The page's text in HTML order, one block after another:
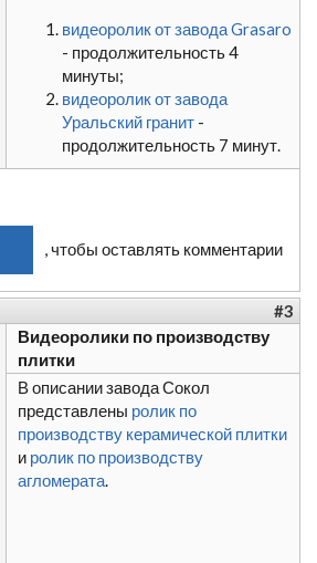
видеоролик от завода Grasaro
- продолжительность 4
минуты;
видеоролик от завода
Уральский гранит -
продолжительность 7 минут.
, чтобы оставлять комментарии
#3
Видеоролики по производству
плитки
В описании завода Сокол
представлены ролик по
производству керамической плитки
и ролик по производству
агломерата.